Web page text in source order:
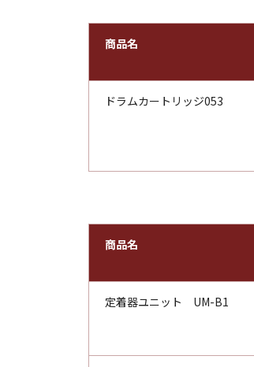
商品名
ドラムカートリッジ053
商品名
定着器ユニット UM-B1